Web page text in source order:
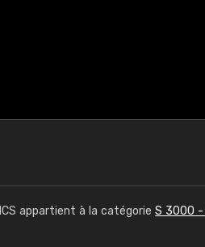
appartient à la catégorieS 3000